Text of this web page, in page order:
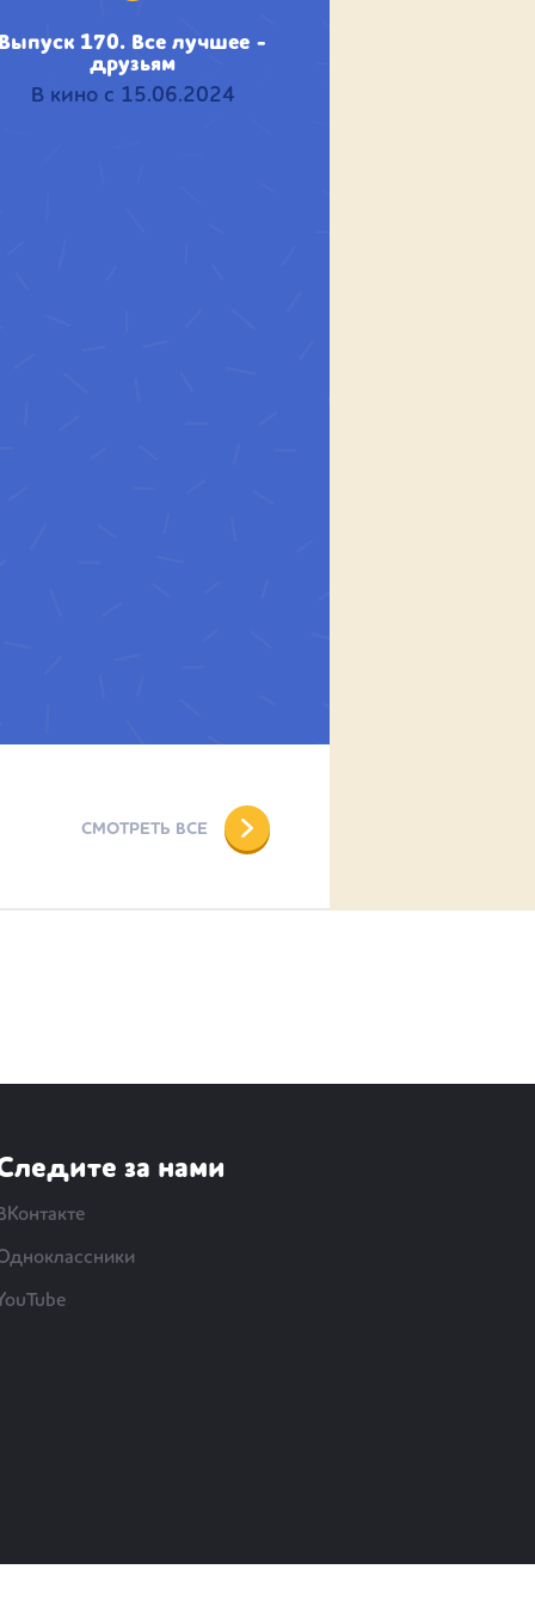
170. Все лучшее -
друзьям
В кино с 15.06.2024
СМОТРЕТЬ ВСЕ
за нами